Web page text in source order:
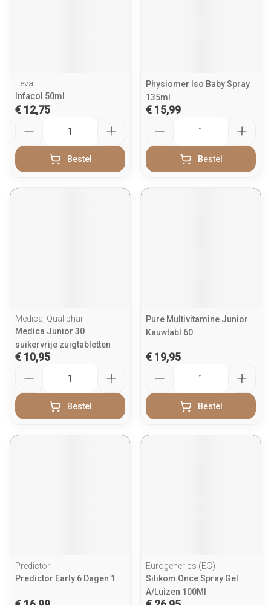
Teva
Infacol 50ml
€ 12,75
Bestel
Physiomer Iso Baby Spray
135ml
€ 15,99
Bestel
Medica, Qualiphar
Medica Junior 30
suikervrije zuigtabletten
€ 10,95
Bestel
Pure Multivitamine Junior
Kauwtabl 60
€ 19,95
Bestel
Predictor
Predictor Early 6 Dagen 1
Eurogenerics (EG)
Silikom Once Spray Gel
A/Luizen 100Ml